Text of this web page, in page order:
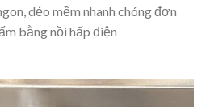
dẻo mềm nhanh chóng đơn
bằng nồi hấp điện